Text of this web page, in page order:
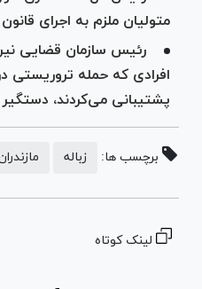
متولیان ملزم به اجرای
رئیس سازمان قضایی
افرادی که حمله تروریستی
پشتیبانی می‌کردند،
برچسب ها: زباله
لینک کوتاه